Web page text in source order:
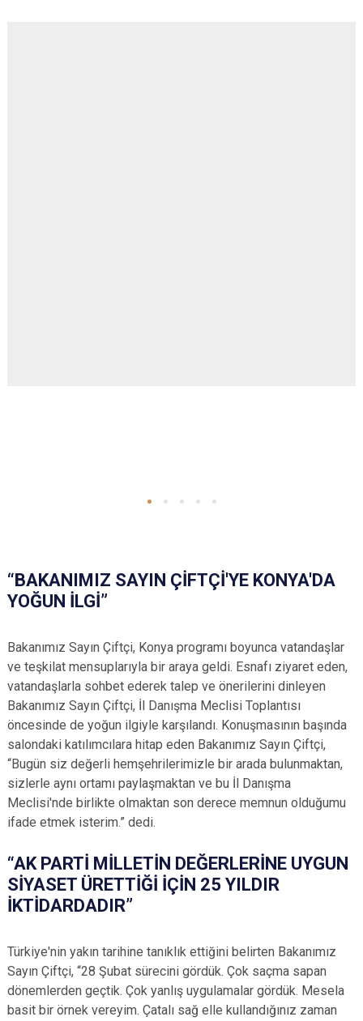
“BAKANIMIZ SAYIN ÇİFTÇİ'YE KONYA'DA
YOĞUN İLGİ”
Bakanımız Sayın Çiftçi, Konya programı boyunca vatandaşlar
ve teşkilat mensuplarıyla bir araya geldi. Esnafı ziyaret eden,
vatandaşlarla sohbet ederek talep ve önerilerini dinleyen
Bakanımız Sayın Çiftçi, İl Danışma Meclisi Toplantısı
öncesinde de yoğun ilgiyle karşılandı. Konuşmasının başında
salondaki katılımcılara hitap eden Bakanımız Sayın Çiftçi,
“Bugün siz değerli hemşehrilerimizle bir arada bulunmaktan,
sizlerle aynı ortamı paylaşmaktan ve bu İl Danışma
Meclisi'nde birlikte olmaktan son derece memnun olduğumu
ifade etmek isterim.” dedi.
“AK PARTİ MİLLETİN DEĞERLERİNE UYGUN
SİYASET ÜRETTİĞİ İÇİN 25 YILDIR
İKTİDARDADIR”
Türkiye'nin yakın tarihine tanıklık ettiğini belirten Bakanımız
Sayın Çiftçi, “28 Şubat sürecini gördük. Çok saçma sapan
dönemlerden geçtik. Çok yanlış uygulamalar gördük. Mesela
basit bir örnek vereyim. Çatalı sağ elle kullandığınız zaman